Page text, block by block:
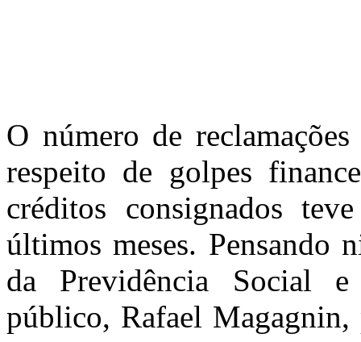
O número de
respeito de golpes
créditos consignados
últimos meses. Pensando
da Previdência Social
público, Rafael Magagnin,